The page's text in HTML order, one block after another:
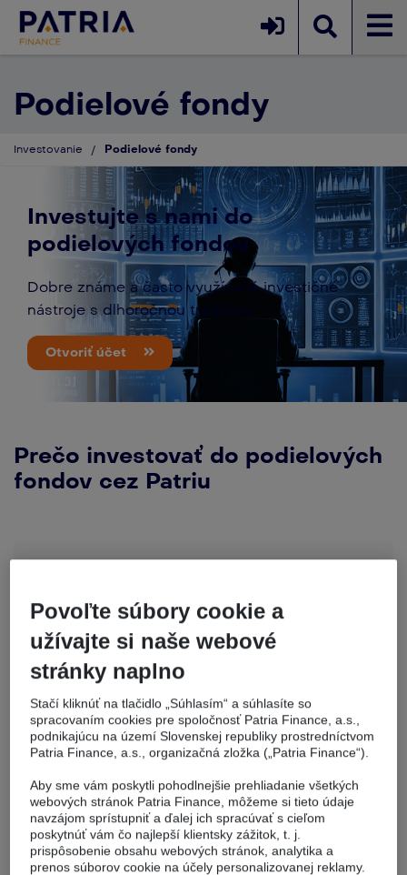
Podielové fondy
Investovanie / Podielové fondy
Investujte s nami do
podielových fondov
Dobre známe a často využívané investičné
nástroje s dlhoročnou tradíciou.
Otvoriť účet
Prečo investovať do podielových
fondov cez Patriu
Široká ponuka
poprednýchsvetových investičných spoločností
ako Allianz, Fidelity alebo Goldman Sachs.
Povoľte súbory cookie a
užívajte si naše webové
stránky naplno
Stačí kliknúť na tlačidlo „Súhlasím“ a súhlasíte so
spracovaním cookies pre spoločnosť Patria Finance, a.s.,
podnikajúcu na území Slovenskej republiky prostredníctvom
Patria Finance, a.s., organizačná zložka („Patria Finance“).
Aby sme vám poskytli pohodlnejšie prehliadanie všetkých
webových stránok Patria Finance, môžeme si tieto údaje
navzájom sprístupniť a ďalej ich spracúvať s cieľom
poskytnúť vám čo najlepší klientsky zážitok, t. j.
prispôsobenie obsahu webových stránok, analytika a
prenos súborov cookie na účely personalizovanej reklamy.